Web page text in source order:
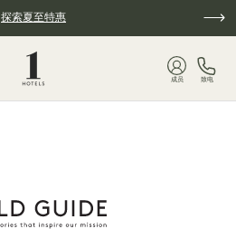
探索夏至特惠
成员 致电